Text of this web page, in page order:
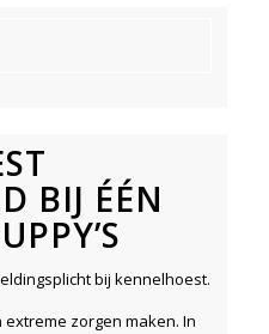
BIJ ÉÉN
bij kennelhoest.
zorgen maken. In